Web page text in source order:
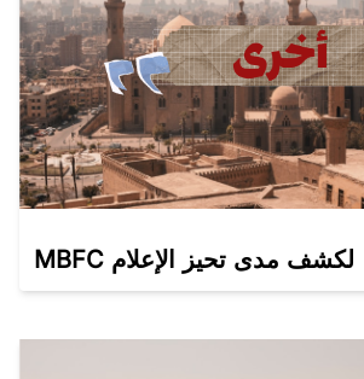
MBFC لكشف مدى تحيز الإعلام